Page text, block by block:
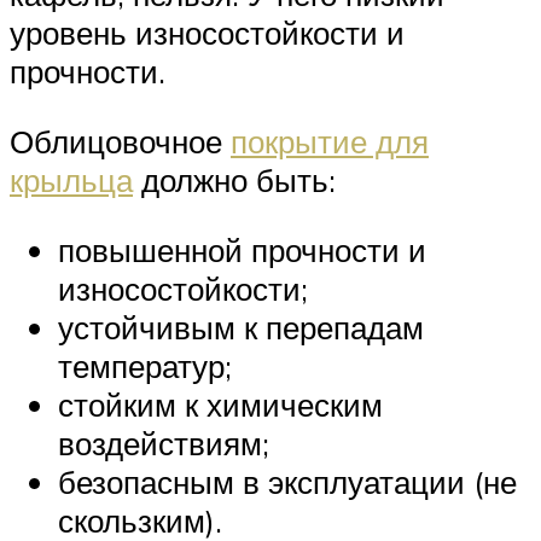
уровень износостойкости и
прочности.
Облицовочное покрытие для
крыльцадолжно быть:
повышенной прочности и
износостойкости;
устойчивым к перепадам
температур;
стойким к химическим
воздействиям;
безопасным в эксплуатации (не
скользким).